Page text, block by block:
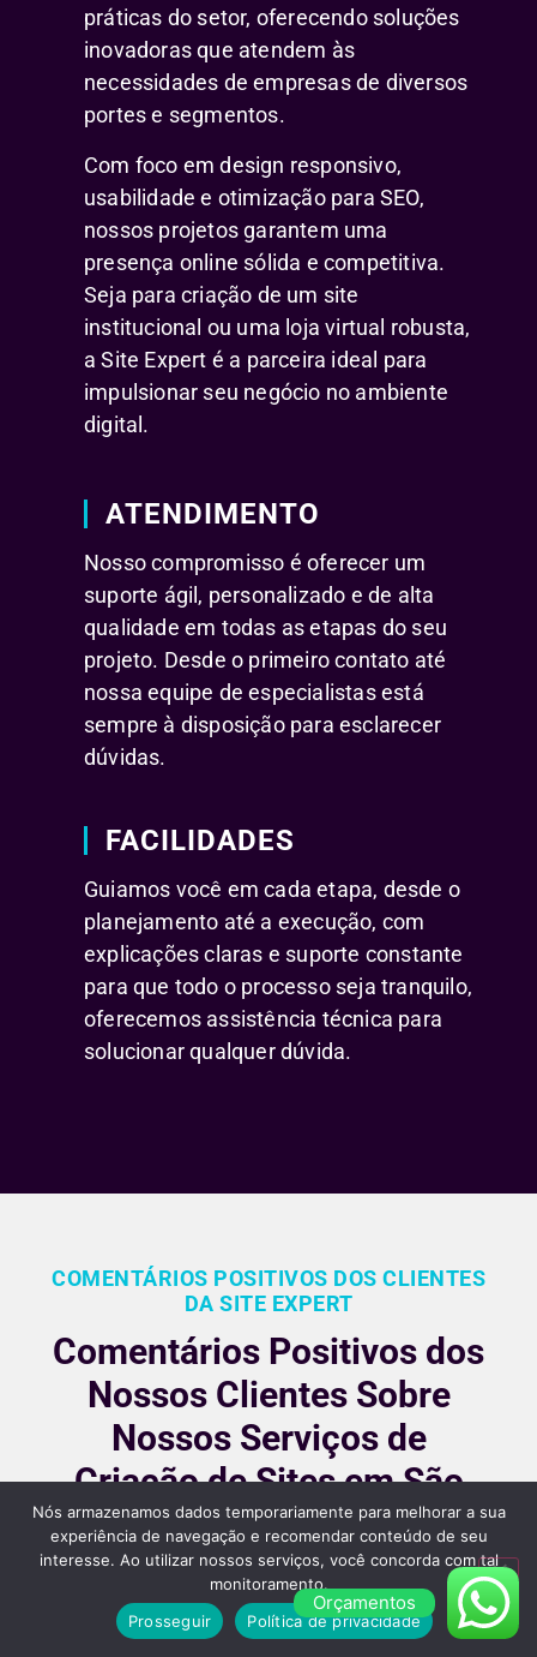
práticas do setor, oferecendo soluções
inovadoras que atendem às
necessidades de empresas de diversos
portes e segmentos.
Com foco em design responsivo,
usabilidade e otimização para SEO,
nossos projetos garantem uma
presença online sólida e competitiva.
Seja para criação de um site
institucional ou uma loja virtual robusta,
a Site Expert é a parceira ideal para
impulsionar seu negócio no ambiente
digital.
ATENDIMENTO
Nosso compromisso é oferecer um
suporte ágil, personalizado e de alta
qualidade em todas as etapas do seu
projeto. Desde o primeiro contato até
nossa equipe de especialistas está
sempre à disposição para esclarecer
dúvidas.
FACILIDADES
Guiamos você em cada etapa, desde o
planejamento até a execução, com
explicações claras e suporte constante
para que todo o processo seja tranquilo,
oferecemos assistência técnica para
solucionar qualquer dúvida.
COMENTÁRIOS POSITIVOS DOS CLIENTES
DA SITE EXPERT
Comentários Positivos dos
Nossos Clientes Sobre
Nossos Serviços de
Criação de Sites em São
Paulo
Nossos clientes são fiéis pois gostara dos nossos
serviços e nos recomendam, veja alguns desses
comentários:
Orçamentos
Nós armazenamos dados temporariamente para melhorar a sua
experiência de navegação e recomendar conteúdo de seu
interesse. Ao utilizar nossos serviços, você concorda com tal
monitoramento.
Prosseguir
Política de privacidade